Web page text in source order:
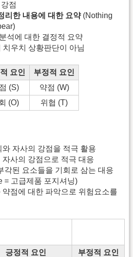
점
리한 내용에 대한 요약(Nothing
석에 대한 결정적 요약
치우치 상황판단이 아님
요인
부정적 요인
(S)
약점 (W)
(O) 위협 (T)
와 자사의 강점을 적극 활용
자사의 강점으로 적극 대응
각된 요소들을 기회로 삼는 대응
= 고급제품 포지셔닝)
약점에 대한 파악으로 위험요소를
긍정적 요인
부정적 요인